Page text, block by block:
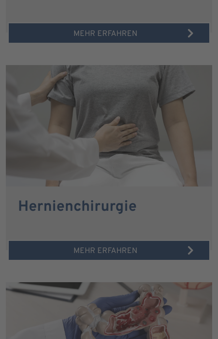
MEHR ERFAHREN
Hernienchirurgie
MEHR ERFAHREN